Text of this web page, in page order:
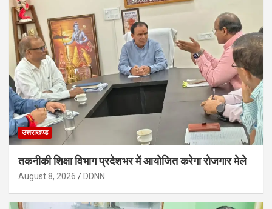
उत्तराखण्ड
तकनीकी शिक्षा विभाग प्रदेशभर में आयोजित करेगा रोजगार मेले
August 8, 2026 DDNN